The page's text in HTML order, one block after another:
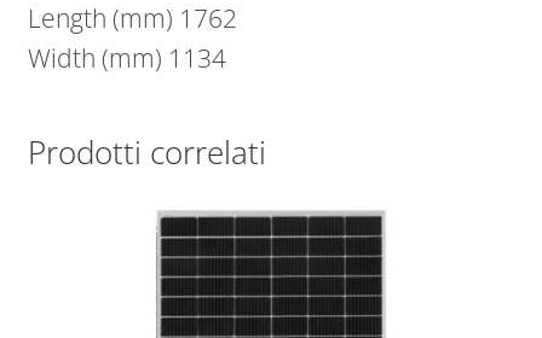
Length (mm) 1762
Width (mm) 1134
Prodotti correlati